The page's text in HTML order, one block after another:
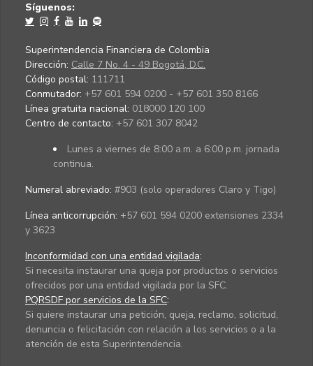
Síguenos:
Superintendencia Financiera de Colombia
Dirección: Calle 7 No. 4 - 49 Bogotá, D.C.
Código postal: 111711
Conmutador: +57 601 594 0200 - +57 601 350 8166
Línea gratuita nacional: 018000 120 100
Centro de contacto: +57 601 307 8042
Lunes a viernes de 8:00 a.m. a 6:00 p.m. jornada
continua.
Numeral abreviado: #903 (solo operadores Claro y Tigo)
Línea anticorrupción: +57 601 594 0200 extensiones 2334
y 3623
Inconformidad con una entidad vigilada:
Si necesita instaurar una queja por productos o servicios
ofrecidos por una entidad vigilada por la SFC.
PQRSDF por servicios de la SFC:
Si quiere instaurar una petición, queja, reclamo, solicitud,
denuncia o felicitación con relación a los servicios o a la
atención de esta Superintendencia.